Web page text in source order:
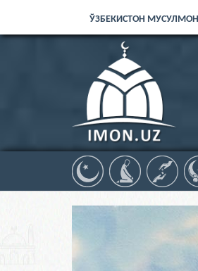
ЎЗБЕКИСТОН